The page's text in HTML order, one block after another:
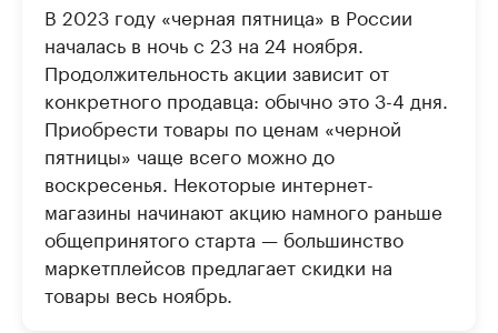
В 2023 году «черная пятница» в России
началась в ночь с 23 на 24 ноября.
Продолжительность акции зависит от
конкретного продавца: обычно это 3-4 дня.
Приобрести товары по ценам «черной
пятницы» чаще всего можно до
воскресенья. Некоторые интернет-
магазины начинают акцию намного раньше
общепринятого старта — большинство
маркетплейсов предлагает скидки на
товары весь ноябрь.